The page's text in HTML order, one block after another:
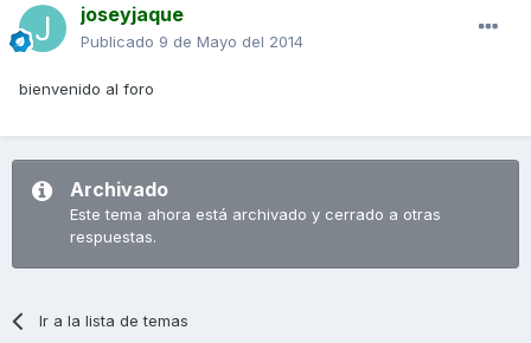
joseyjaque
Publicado 9 de Mayo del 2014
bienvenido al foro
Archivado
Este tema ahora está archivado y cerrado a otras
respuestas.
Ir a la lista de temas